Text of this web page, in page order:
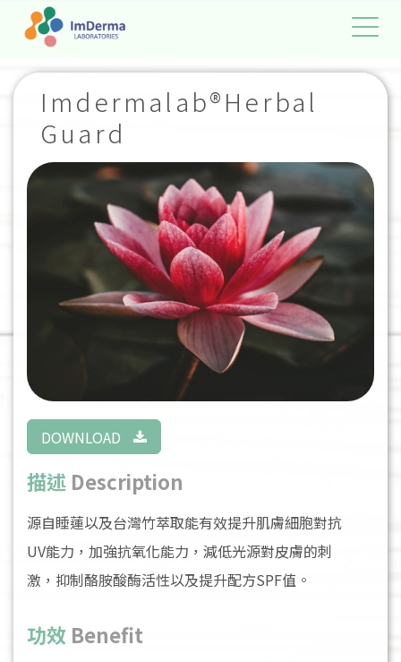
Imdermalab®Herbal
Guard
DOWNLOAD
描述 Description
源自睡蓮以及台灣竹萃取能有效提升肌膚細胞對抗
UV能力，加強抗氧化能力，減低光源對皮膚的刺
激，抑制酪胺酸酶活性以及提升配方SPF值。
功效 Benefit